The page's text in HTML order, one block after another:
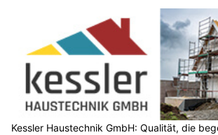
Kessler Haustechnik GmbH: Qualität, die